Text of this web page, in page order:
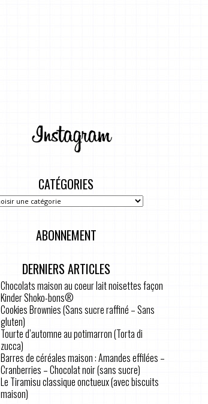
CATÉGORIES
ABONNEMENT
DERNIERS ARTICLES
Chocolats maison au coeur lait noisettes façon
Kinder Shoko-bons®
Cookies Brownies (Sans sucre raffiné – Sans
gluten)
Tourte d’automne au potimarron (Torta di
zucca)
Barres de céréales maison : Amandes effilées –
Cranberries – Chocolat noir (sans sucre)
Le Tiramisu classique onctueux (avec biscuits
maison)